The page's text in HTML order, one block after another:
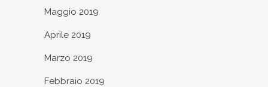
Maggio 2019
Aprile 2019
Marzo 2019
Febbraio 2019